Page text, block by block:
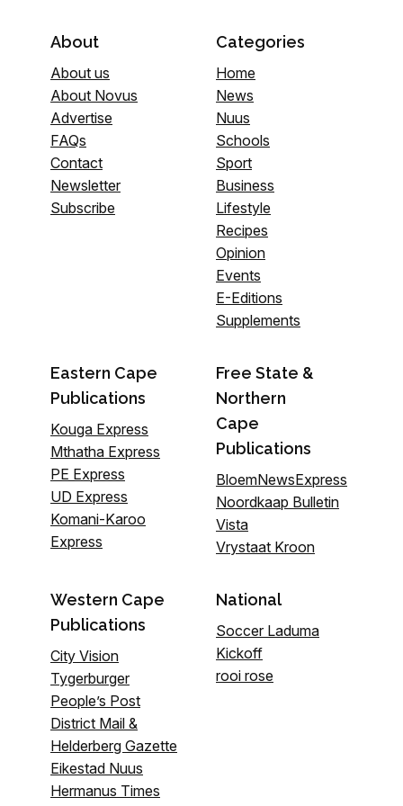
About
About us
About Novus
Advertise
FAQs
Contact
Newsletter
Subscribe
Categories
Home
News
Nuus
Schools
Sport
Business
Lifestyle
Recipes
Opinion
Events
E-Editions
Supplements
Eastern Cape
Publications
Kouga Express
Mthatha Express
PE Express
UD Express
Komani-Karoo
Express
Free State &
Northern
Cape
Publications
BloemNewsExpress
Noordkaap Bulletin
Vista
Vrystaat Kroon
Western Cape
Publications
City Vision
Tygerburger
People’s Post
District Mail &
Helderberg Gazette
Eikestad Nuus
Hermanus Times
National
Soccer Laduma
Kickoff
rooi rose